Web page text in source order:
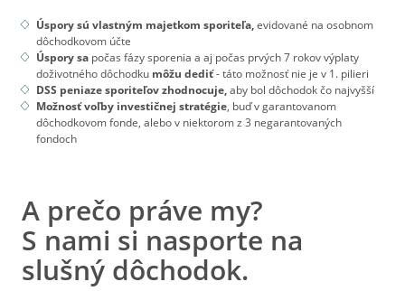
Úspory sú vlastným majetkom sporiteľa,evidované na osobnom
dôchodkovom účte
Úspory sa počas fázy sporenia a aj počas prvých 7 rokov výplaty
doživotného dôchodku môžu dediť- táto možnosť nie je v 1. pilieri
DSS peniaze sporiteľov zhodnocuje,aby bol dôchodok čo najvyšší
Možnosť voľby investičnej stratégie, buď v garantovanom
dôchodkovom fonde, alebo v niektorom z 3 negarantovaných
fondoch
A prečo práve my?
S nami si nasporte na
slušný dôchodok.